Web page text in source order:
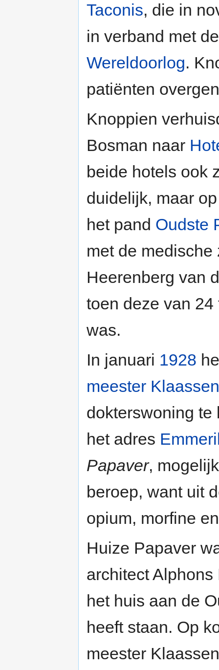
Taconis, die in
in verband met
Wereldoorlog.
patiënten
Knoppien
Bosman naar
beide hotels ook
duidelijk, maar
het pand Oudste
met de
Heerenberg van
toen deze van
was.
In januari 1928
meester Klaassen
dokterswoning te
het adres
Papaver,
beroep, want uit
opium, morfine
Huize Papaver
architect
het huis aan de
heeft staan. Op
meester